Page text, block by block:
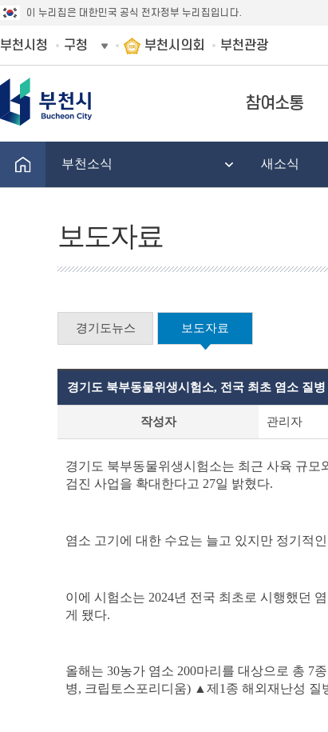
이 누리집은 대한민국 공식 전자정부 누리집입니다.
부천시청 구청 부천시의회 부천관광
참여소통
부천소식 새소식
보도자료
경기도뉴스 보도자료
료
상
세
테
이
경기도 북부동물위생시험소, 전국 최초 염소 질
작성자 관리자
경기도 북부동물위생시험소는 최근 사육 규
검진 사업을 확대한다고 27일 밝혔다.
염소 고기에 대한 수요는 늘고 있지만 정기적
이에 시험소는 2024년 전국 최초로 시행했던
게 됐다.
올해는 30농가 염소 200마리를 대상으로 총 7
병, 크립토스포리디움) ▲ 제 1 종 해외재난성 질